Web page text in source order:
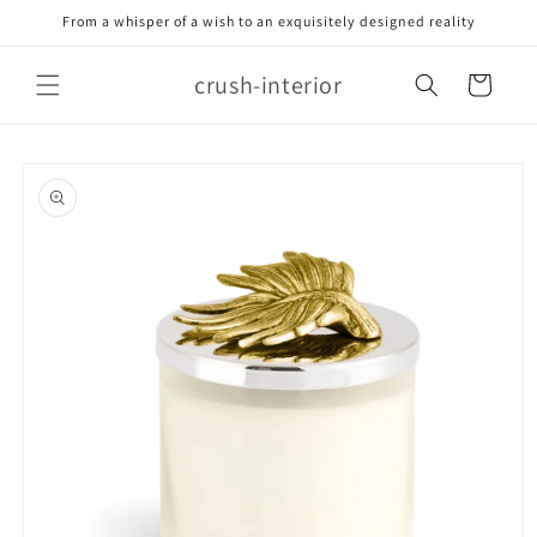
naar de
From a whisper of a wish to an exquisitely designed reality
crush-interior Winkelwagen